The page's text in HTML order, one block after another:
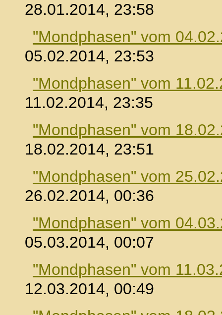
28.01.2014, 23:58
"Mondphasen" vom
05.02.2014, 23:53
"Mondphasen" vom
11.02.2014, 23:35
"Mondphasen" vom
18.02.2014, 23:51
"Mondphasen" vom
26.02.2014, 00:36
"Mondphasen" vom
05.03.2014, 00:07
"Mondphasen" vom
12.03.2014, 00:49